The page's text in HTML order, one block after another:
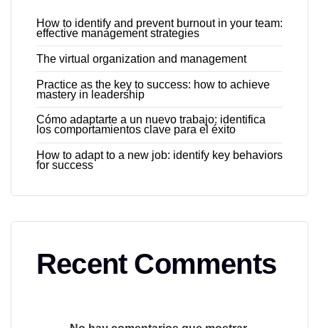
How to identify and prevent burnout in your team:
effective management strategies
The virtual organization and management
Practice as the key to success: how to achieve
mastery in leadership
Cómo adaptarte a un nuevo trabajo: identifica
los comportamientos clave para el éxito
How to adapt to a new job: identify key behaviors
for success
Recent Comments